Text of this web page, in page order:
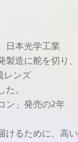
日本光学工業
製造に舵を切り、
レンズ
。
ン」 発売の2年
けるために、 高い